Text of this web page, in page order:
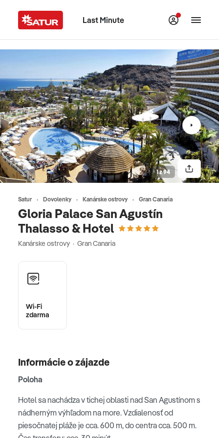
Last Minute
Satur Dovolenky Kanárske ostrovy Gran Canaria
Gloria Palace San Agustín
Thalasso & Hotel
Kanárske ostrovy · Gran Canaria
1 z 94
Wi-Fi
zdarma
Informácie o zájazde
Poloha
Hotel sa nachádza v tichej oblasti nad San Agustínom s
nádherným výhľadom na more. Vzdialenosť od
piesočnatej pláže je cca. 600 m, do centra cca. 500 m.